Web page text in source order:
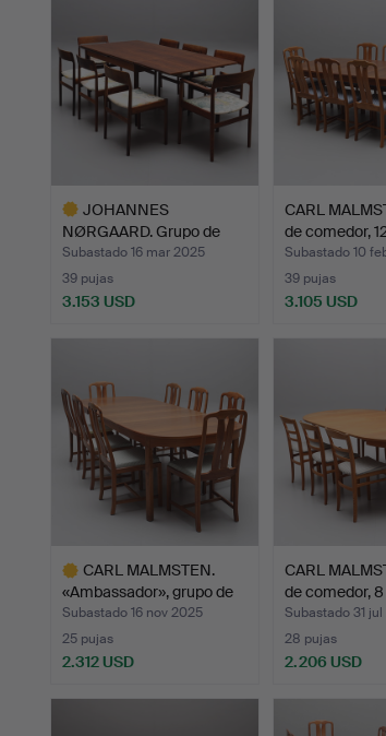
JOHANNES
NØRGAARD. Grupo de
comedor, mesa …
Subastado 16 mar 2025
39 pujas
3.153 USD
CARL
de comedor,
Subastado 10
39 pujas
3.105 USD
CARL MALMSTEN.
«Ambassador», grupo de
come…
Subastado 16 nov 2025
25 pujas
2.312 USD
CARL
de comedor,
Subastado 31
28 pujas
2.206 USD